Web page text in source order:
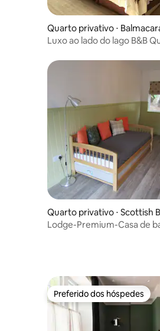
Quarto privativo ⋅
Luxo ao lado do lago B&B
Quarto privativo ⋅ Scottish
Lodge-Premium-Casa de
Preferido dos hóspedes
Preferido dos hóspedes